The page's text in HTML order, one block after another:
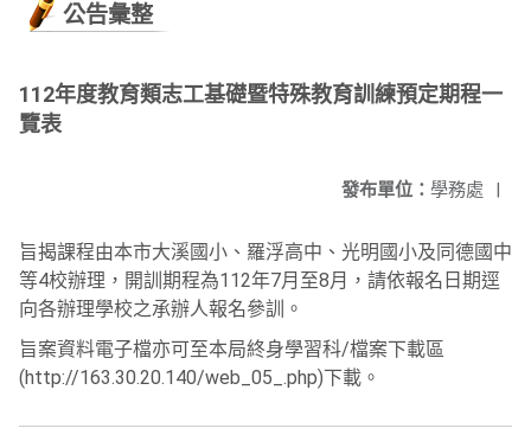
公告彙整
112年度教育類志工基礎暨特殊教育訓練預定期程一
覽表
發布單位： 學務處 |
旨揭課程由本市大溪國小、羅浮高中、光明國小及同德國中
等4校辦理，開訓期程為112年7月至8月，請依報名日期逕
向各辦理學校之承辦人報名參訓。
旨案資料電子檔亦可至本局終身學習科/檔案下載區
(http://163.30.20.140/web_05_.php)下載。